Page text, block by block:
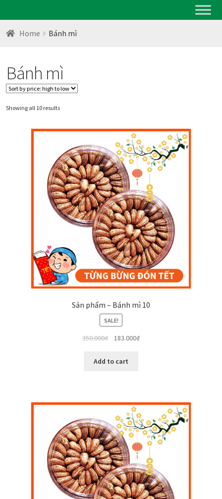
Home Bánh mì
Bánh mì
Showing all 10 results
Sản phẩm – Bánh mì 10
SALE!
350.000₫ 183.000₫
Add to cart